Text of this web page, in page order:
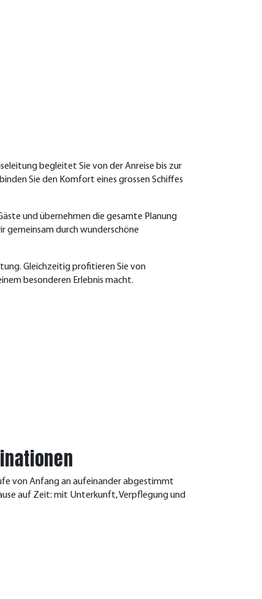
begleitet Sie von der Anreise bis zur
Sie den Komfort eines grossen Schiffes
und übernehmen die gesamte Planung
gemeinsam durch wunderschöne
Gleichzeitig profitieren Sie von
besonderen Erlebnis macht.
von Anfang an aufeinander abgestimmt
auf Zeit: mit Unterkunft, Verpflegung und